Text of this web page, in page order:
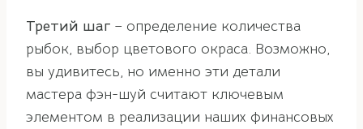
Третий шаг – определение количества
рыбок, выбор цветового окраса. Возможно,
вы удивитесь, но именно эти детали
мастера фэн-шуй считают ключевым
элементом в реализации наших финансовых